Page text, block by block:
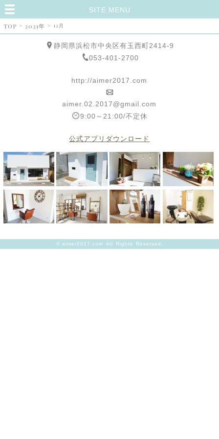
SITE MENU
TOP > 2021年 > 12月
静岡県浜松市中央区有玉西町2414-9
053-401-2700
http://aimer2017.com
aimer.02.2017@gmail.com
9:00～21:00/不定休
公式アプリダウンロード
© aimer2017.com All Rights Reserved.